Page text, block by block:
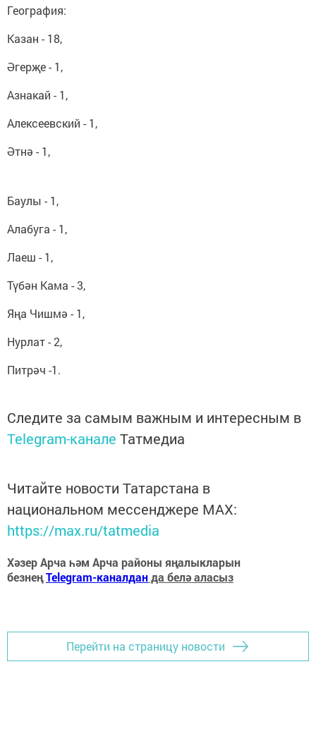
География:
Казан - 18,
Әгерҗе - 1,
Азнакай - 1,
Алексеевский - 1,
Әтнә - 1,
Баулы - 1,
Алабуга - 1,
Лаеш - 1,
Түбән Кама - 3,
Яңа Чишмә - 1,
Нурлат - 2,
Питрәч -1.
Следите за самым важным и интересным в
Telegram-канале Татмедиа
Читайте новости Татарстана в
национальном мессенджере MАХ:
https://max.ru/tatmedia
Хәзер Арча һәм Арча районы яңалыкларын
безнеңTelegram-каналданда белә аласыз
Перейти на страницу новости